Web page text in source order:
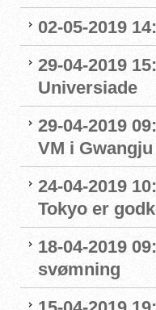
02-05-2019
29-04-2019
Universiade
29-04-2019
VM i Gwangju
24-04-2019
Tokyo er
18-04-2019
svømning